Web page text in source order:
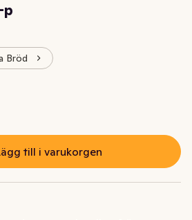
p
Bröd
kr
till i varukorgen